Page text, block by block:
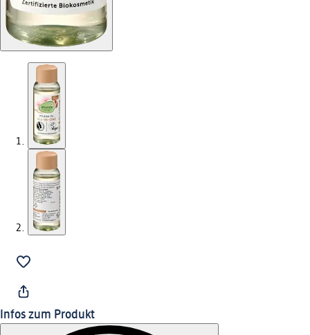
Infos zum Produkt